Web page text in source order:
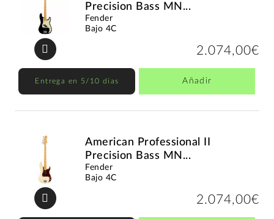
Precision Bass MN...
Fender
Bajo 4C
2.074,00€
Entrega en 5/10 días Añadir
American Professional II
Precision Bass MN...
Fender
Bajo 4C
2.074,00€